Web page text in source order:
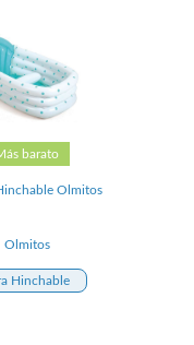
barato
Olmitos
Olmitos
Hinchable